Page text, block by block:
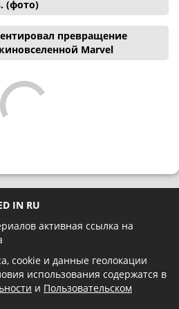
(фото)
превращение
Marvel
IN RU
активная ссылка на
cookie и данные геолокации
использования содержатся в
и Пользовательском